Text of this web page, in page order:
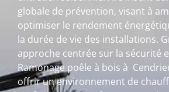
globale de prévention, visant à
optimiser le rendement
la durée de vie des installations.
approche centrée sur la sécurité
Ramonage poêle à bois à
offrir un environnement de